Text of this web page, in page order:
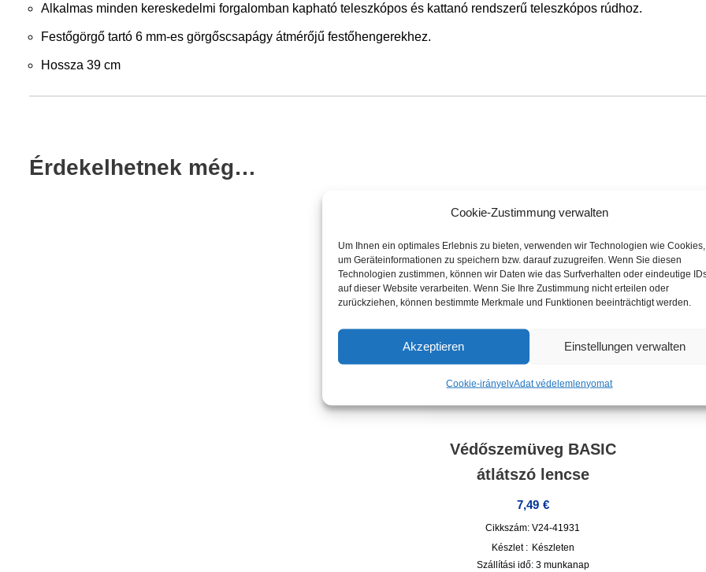
Cookie-Zustimmung verwalten
Um Ihnen ein optimales Erlebnis zu bieten, verwenden wir Technologien wie Cookies,
um Geräteinformationen zu speichern bzw. darauf zuzugreifen. Wenn Sie diesen
Technologien zustimmen, können wir Daten wie das Surfverhalten oder eindeutige
auf dieser Website verarbeiten. Wenn Sie Ihre Zustimmung nicht erteilen oder
zurückziehen, können bestimmte Merkmale und Funktionen beeinträchtigt werden.
Akzeptieren Einstellungen verwalten
Cookie-irányelvAdat védelemlenyomat
Alkalmas minden kereskedelmi forgalomban kapható teleszkópos és kattanó rendszerű teleszkópos rúdhoz.
Festőgörgő tartó 6 mm-es görgőscsapágy átmérőjű festőhengerekhez.
Hossza 39 cm
Érdekelhetnek még…
Védőszemüveg BASIC
átlátszó lencse
7,49 €
Cikkszám: V24-41931
Készlet : Készleten
Szállítási idő: 3 munkanap